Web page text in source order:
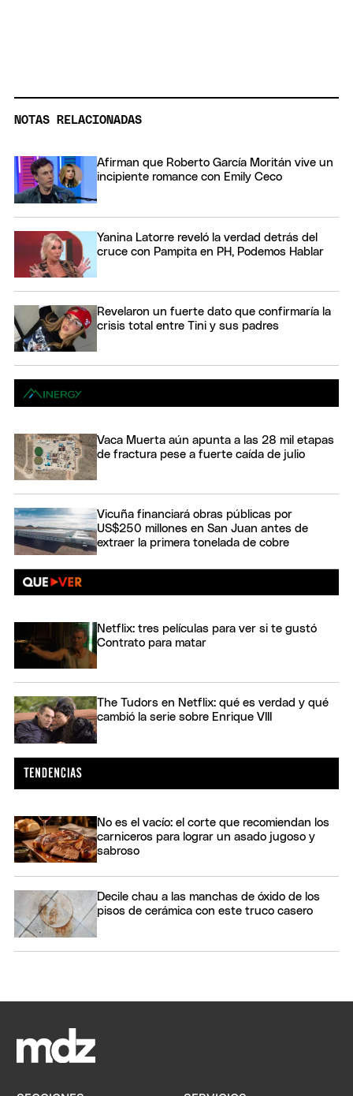
NOTAS RELACIONADAS
Afirman que Roberto García Moritán vive un
incipiente romance con Emily Ceco
Yanina Latorre reveló la verdad detrás del
cruce con Pampita en PH, Podemos Hablar
Revelaron un fuerte dato que confirmaría la
crisis total entre Tini y sus padres
Vaca Muerta aún apunta a las 28 mil etapas
de fractura pese a fuerte caída de julio
Vicuña financiará obras públicas por
US$250 millones en San Juan antes de
extraer la primera tonelada de cobre
Netflix: tres películas para ver si te gustó
Contrato para matar
The Tudors en Netflix: qué es verdad y qué
cambió la serie sobre Enrique VIII
No es el vacío: el corte que recomiendan los
carniceros para lograr un asado jugoso y
sabroso
Decile chau a las manchas de óxido de los
pisos de cerámica con este truco casero